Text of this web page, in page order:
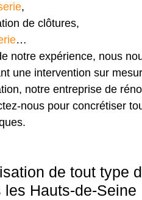
,
de clôtures,
…
notre expérience, nous
une intervention sur
notre entreprise de
nous pour concrétiser
de tout type
les Hauts-de-Seine